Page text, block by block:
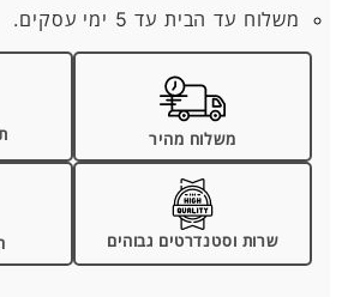
משלוח עד הבית עד 5 ימי עסקים.
משלוח מהיר
שרות וסטנדרטים גבוהים